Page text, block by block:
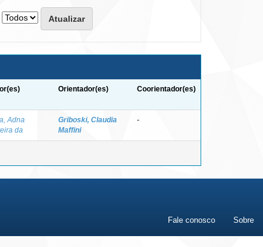
Orientador(es) Coorientador(es)
Adna
da
Griboski, Claudia
Maffini
-
Fale conosco Sobre